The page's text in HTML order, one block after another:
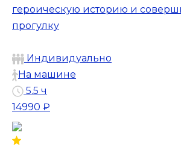
героическую историю и
прогулку
Индивидуально
На машине
5.5 ч
14990 ₽